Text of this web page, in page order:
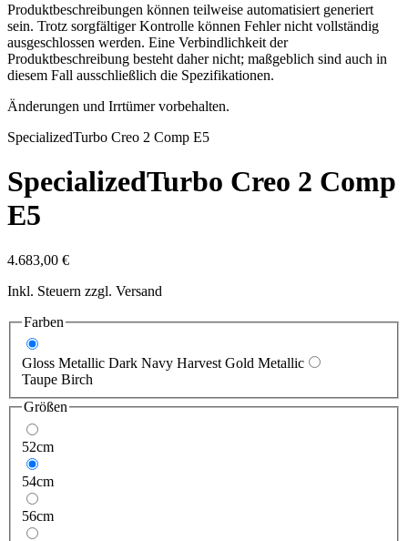
Produktbeschreibungen können teilweise automatisiert generiert
sein. Trotz sorgfältiger Kontrolle können Fehler nicht vollständig
ausgeschlossen werden. Eine Verbindlichkeit der
Produktbeschreibung besteht daher nicht; maßgeblich sind auch in
diesem Fall ausschließlich die Spezifikationen.
Änderungen und Irrtümer vorbehalten.
SpecializedTurbo Creo 2 Comp E5
SpecializedTurbo Creo 2 Comp
E5
4.683,00 €
Inkl. Steuern zzgl. Versand
Farben
Gloss Metallic Dark Navy Harvest Gold Metallic
Taupe Birch
Größen
52cm
54cm
56cm